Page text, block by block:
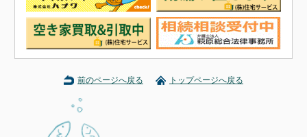
前のページへ戻る トップページへ戻る